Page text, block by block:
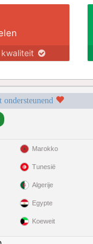
ondersteunend
Marokko
Tunesië
Algerije
Egypte
Koeweit